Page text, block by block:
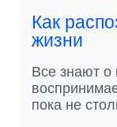
Как
жизни
Все знают о
пока не